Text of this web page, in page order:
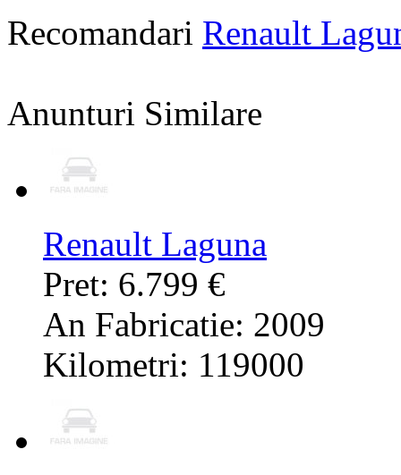
Recomandari Renault
Anunturi Similare
Renault Laguna
Pret: 6.799 €
An Fabricatie: 2009
Kilometri: 119000